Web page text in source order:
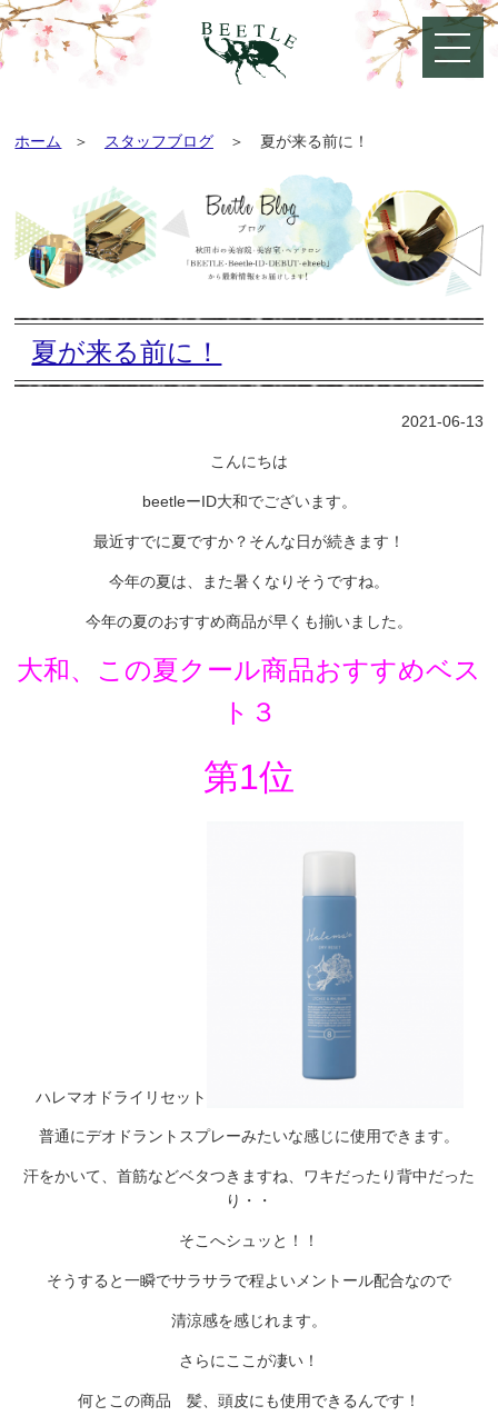
ホーム スタッフブログ 夏が来る前に！
夏が来る前に！
2021-06-13
こんにちは
beetleーID大和でございます。
最近すでに夏ですか？そんな日が続きます！
今年の夏は、また暑くなりそうですね。
今年の夏のおすすめ商品が早くも揃いました。
大和、この夏クール商品おすすめベス
ト３
第1位
ハレマオドライリセット
普通にデオドラントスプレーみたいな感じに使用できます。
汗をかいて、首筋などベタつきますね、ワキだったり背中だった
り・・
そこへシュッと！！
そうすると一瞬でサラサラで程よいメントール配合なので
清涼感を感じれます。
さらにここが凄い！
何とこの商品 髪、頭皮にも使用できるんです！